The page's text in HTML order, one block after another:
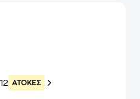
ATOKEΣ